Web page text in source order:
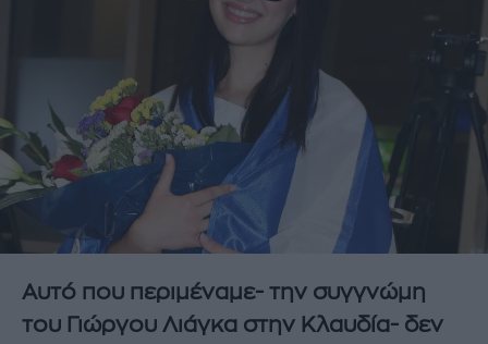
Αυτό που περιμέναμε- την συγγνώμη
του Γιώργου Λιάγκα στην Κλαυδία- δεν